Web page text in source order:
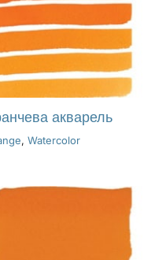
акварель
, Watercolor